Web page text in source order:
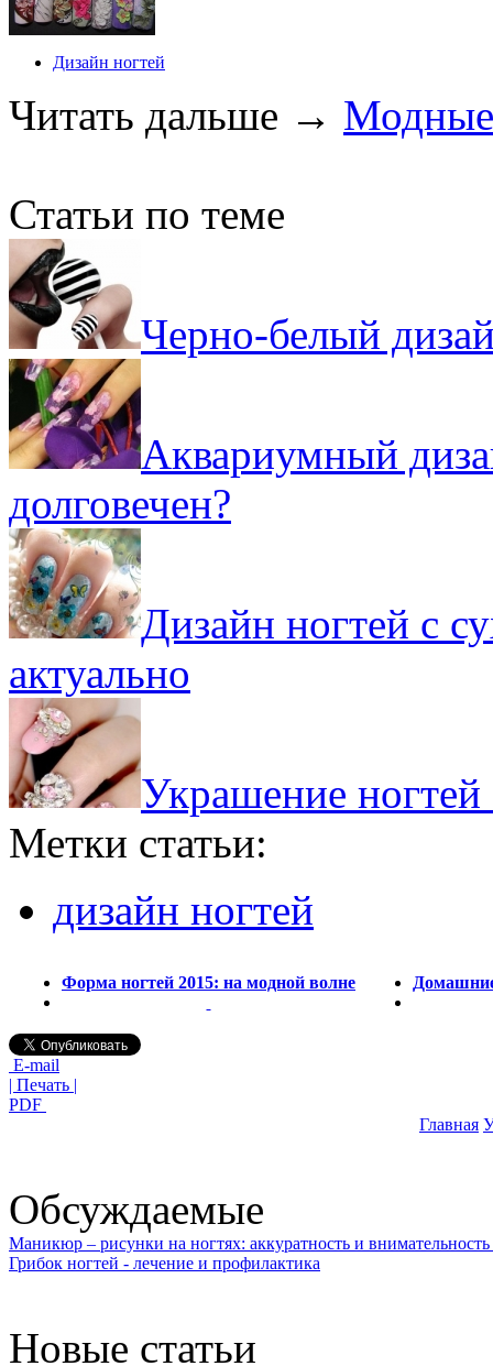
Дизайн ногтей
Читать дальше →
Статьи по теме
Черно-белый
Аквариумный
долговечен?
Дизайн ногтей с
актуально
Украшение ногтей
Метки статьи:
дизайн ногтей
Форма ногтей 2015: на модной волне
E-mail
| Печать |
PDF
Главная
Обсуждаемые
Маникюр – рисунки на ногтях: аккуратность и
Грибок ногтей - лечение и профилактика
Новые статьи